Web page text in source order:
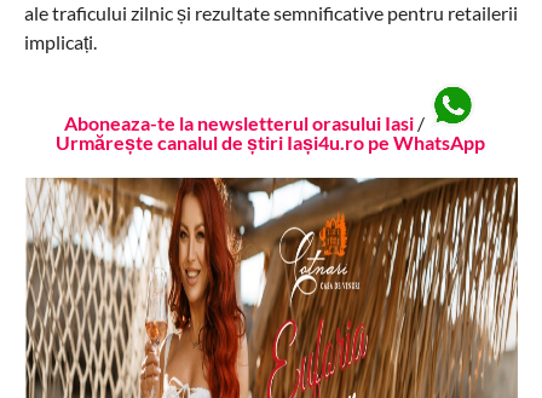
ale traficului zilnic și rezultate semnificative pentru retailerii
implicați.
Aboneaza-te la newsletterul orasului Iasi /
Urmărește canalul de știri Iași4u.ro pe WhatsApp